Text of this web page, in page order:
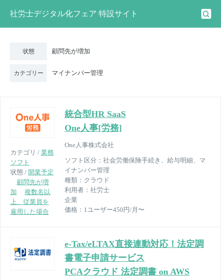
社労士デジタル化フェア 特設サイト
状態 顧問先が増加
カテゴリー マイナンバー管理
カテゴリ / 業務
ソフト
状態 / 開業予定
顧問先が増
加
複数名以
上、従業員を
雇用した場合
統合型HR SaaS
One人事[労務]
One人事株式会社
ソフト区分： 社会労働保険手続き、給与明細、マ
イナンバー管理
種類： クラウド
利用者： 社労士
企業
価格： 1ユーザー450円/月〜
e-Tax/eLTAX直接連動対応！法定調
書電子申請サービス
PCAクラウド 法定調書 on AWS